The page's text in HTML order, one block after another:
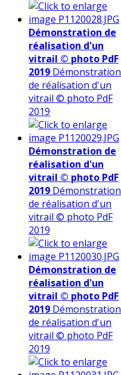
Démonstration de
réalisation d'un
vitrail © photo PdF
2019 Démonstration
de réalisation d'un
vitrail © photo PdF
2019
Démonstration de
réalisation d'un
vitrail © photo PdF
2019 Démonstration
de réalisation d'un
vitrail © photo PdF
2019
Démonstration de
réalisation d'un
vitrail © photo PdF
2019 Démonstration
de réalisation d'un
vitrail © photo PdF
2019